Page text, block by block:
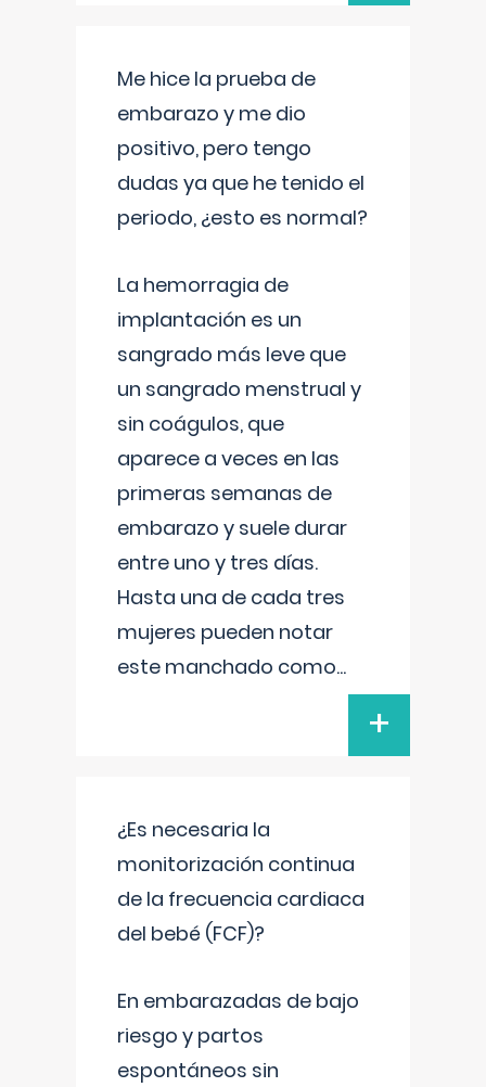
Me hice la prueba de
embarazo y me dio
positivo, pero tengo
dudas ya que he tenido el
periodo, ¿esto es normal?
La hemorragia de
implantación es un
sangrado más leve que
un sangrado menstrual y
sin coágulos, que
aparece a veces en las
primeras semanas de
embarazo y suele durar
entre uno y tres días.
Hasta una de cada tres
mujeres pueden notar
este manchado como...
+
¿Es necesaria la
monitorización continua
de la frecuencia cardiaca
del bebé (FCF)?
En embarazadas de bajo
riesgo y partos
espontáneos sin